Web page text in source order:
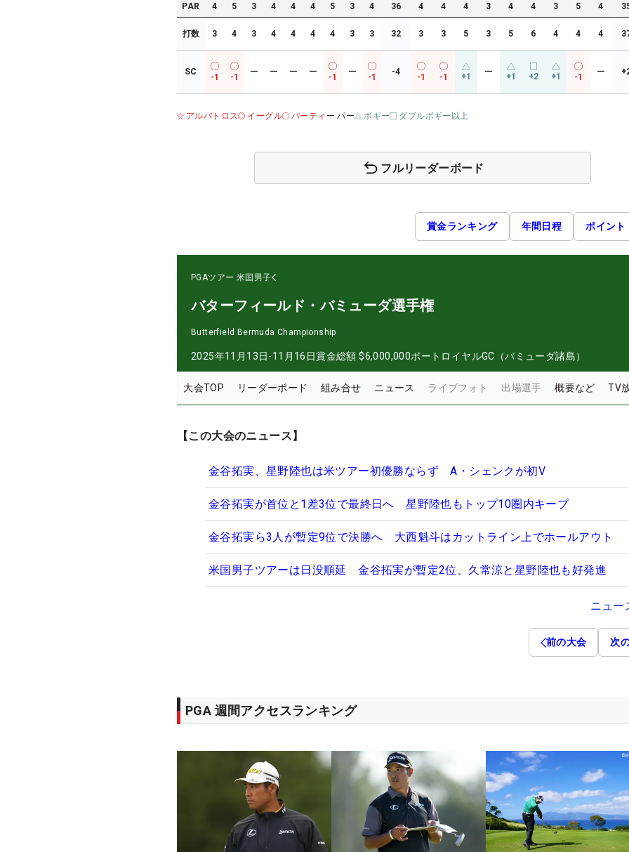
PAR 4 5 3 4 4 4 5 3 4 36 4 4 4 3 4 4 3 5 4
打数 3 4 3 4 4 4 4 3 3 32 3 3 5 3 5 6 4 4 4
SC
-1 -1
ー ー ー ー
-1
ー
-1
-4
-1 -1 +1 ー +1 +2 +1 -1
ー
アルバトロス イーグル バーティ ー パー ボギー ダブルボギー以上
フルリーダーボード
賞金ランキング 年間日程 ポイント
PGAツアー 米国男子
バターフィールド・バミューダ選手権
Butterfield Bermuda Championship
2025年11月13日-11月16日賞金総額 $6,000,000ポートロイヤルGC（バミューダ諸島）
大会TOP リーダーボード 組み合せ ニュース ライブフォト 出場選手 概要など TV
【この大会のニュース】
金谷拓実、星野陸也は米ツアー初優勝ならず A・シェンクが初V
金谷拓実が首位と1差3位で最終日へ 星野陸也もトップ10圏内キープ
金谷拓実ら3人が暫定9位で決勝へ 大西魁斗はカットライン上でホールアウト
米国男子ツアーは日没順延 金谷拓実が暫定2位、久常涼と星野陸也も好発進
ニュー
前の大会 次
PGA 週間アクセスランキング